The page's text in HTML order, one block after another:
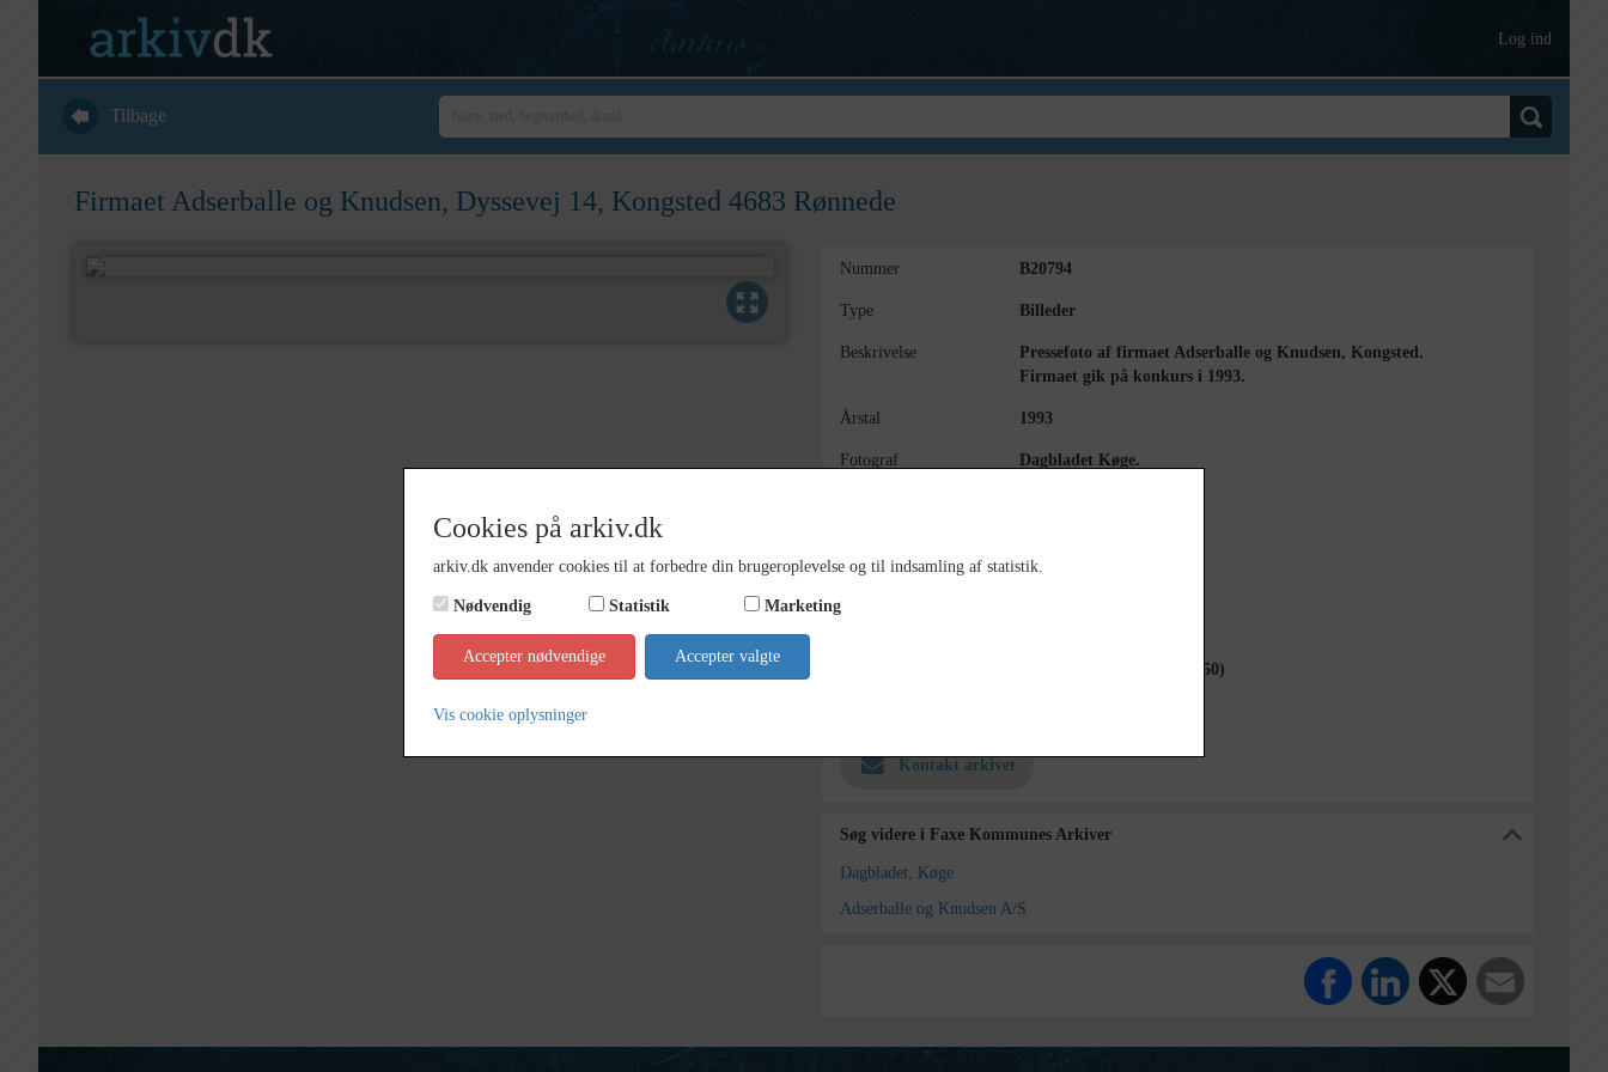
Log ind
Tilbage
Firmaet Adserballe og Knudsen, Dyssevej 14, Kongsted 4683 Rønnede
Nummer B20794
Type Billeder
Beskrivelse
Pressefoto af firmaet Adserballe og Knudsen, Kongsted.
Firmaet gik på konkurs i 1993.
Årstal 1993
Fotograf Dagbladet Køge.
Faxe Kommune (2007-2050)
Kontakt arkivet
Søg videre i Faxe Kommunes Arkiver
Dagbladet, Køge
Adserballe og Knudsen A/S
Cookies på arkiv.dk
arkiv.dk anvender cookies til at forbedre din brugeroplevelse og til indsamling af statistik.
Nødvendig Statistik Marketing
Accepter nødvendige Accepter valgte
Vis cookie oplysninger